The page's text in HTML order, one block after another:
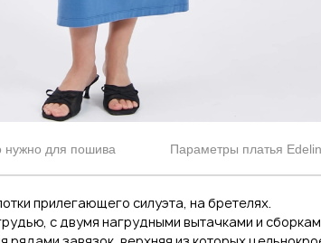
нужно для пошива Параметры платья
прилегающего силуэта, на бретелях.
с двумя нагрудными вытачками и